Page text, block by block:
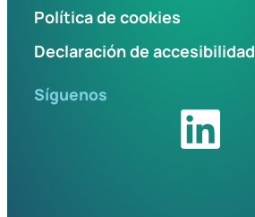
Política de cookies
Declaración de accesibilidad
Síguenos